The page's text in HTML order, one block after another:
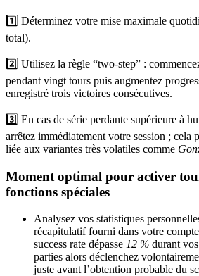
1️⃣ Déterminez votre mise maximale
total).
2️⃣ Utilisez la règle “two‐step” :
pendant vingt tours puis augmentez
enregistré trois victoires consécutives.
3️⃣ En cas de série perdante supérieure à
arrêtez immédiatement votre session ; cela
liée aux variantes très volatiles comme
Moment optimal pour activer
fonctions spéciales
Analysez vos statistiques
récapitulatif fourni dans votre
success rate dépasse 12 % durant
parties alors déclenchez
juste avant l’obtention probable du